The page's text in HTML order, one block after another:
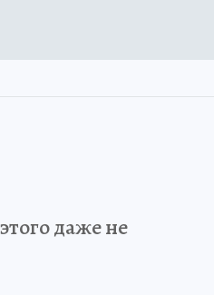
даже не